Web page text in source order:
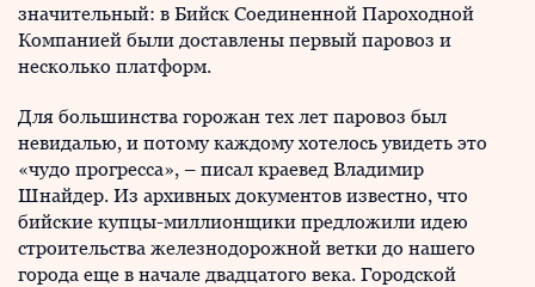
значительный: в Бийск Соединенной Пароходной
Компанией были доставлены первый паровоз и
несколько платформ.
Для большинства горожан тех лет паровоз был
невидалью, и потому каждому хотелось увидеть это
«чудо прогресса», – писал краевед Владимир
Шнайдер. Из архивных документов известно, что
бийские купцы-миллионщики предложили идею
строительства железнодорожной ветки до нашего
города еще в начале двадцатого века. Городской